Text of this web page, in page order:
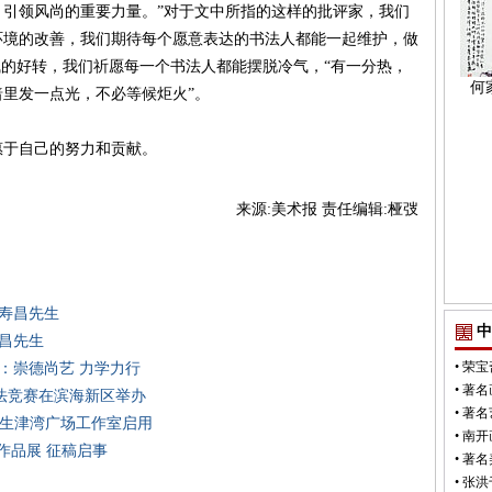
领风尚的重要力量。”对于文中所指的这样的批评家，我们
的改善，我们期待每个愿意表达的书法人都能一起维护，做
好转，我们祈愿每一个书法人都能摆脱冷气，“有一分热，
发一点光，不必等候炬火”。
己的努力和贡献。
来源:美术报 责任编辑:桠弢
昌先生
先生
崇德尚艺 力学力行
竞赛在滨海新区举办
津湾广场工作室启用
品展 征稿启事
何
• 荣
• 著名
• 著名
• 南开
• 著名
• 张洪